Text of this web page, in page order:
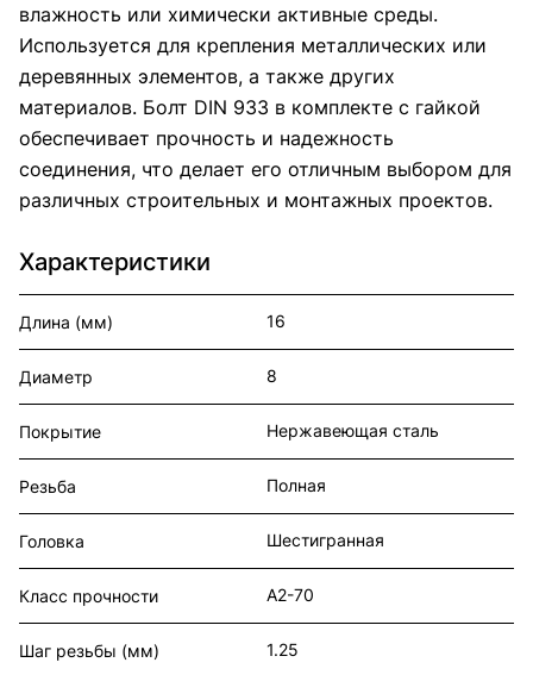
влажность или химически активные среды.
Используется для крепления металлических или
деревянных элементов, а также других
материалов. Болт DIN 933 в комплекте с гайкой
обеспечивает прочность и надежность
соединения, что делает его отличным выбором для
различных строительных и монтажных проектов.
Характеристики
Длина (мм) 16
Диаметр 8
Покрытие Нержавеющая сталь
Резьба Полная
Головка Шестигранная
Класс прочности А2-70
Шаг резьбы (мм) 1.25